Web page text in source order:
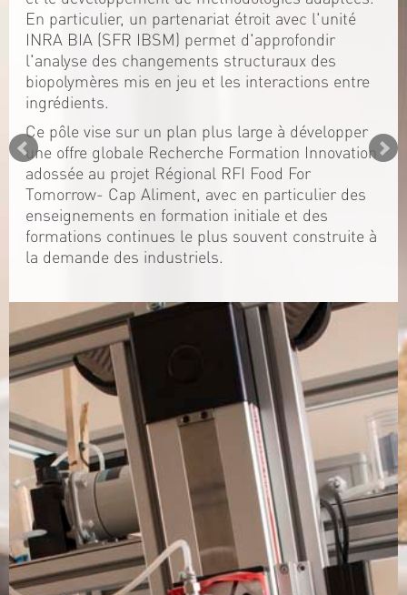
En particulier, un partenariat étroit avec l'unité
INRA BIA (SFR IBSM) permet d'approfondir
l'analyse des changements structuraux des
biopolymères mis en jeu et les interactions entre
ingrédients.
Ce pôle vise sur un plan plus large à développer
une offre globale Recherche Formation Innovation
adossée au projet Régional RFI Food For
Tomorrow- Cap Aliment, avec en particulier des
enseignements en formation initiale et des
formations continues le plus souvent construite à
la demande des industriels.